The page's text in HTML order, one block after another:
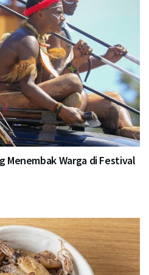
Menembak Warga di Festival